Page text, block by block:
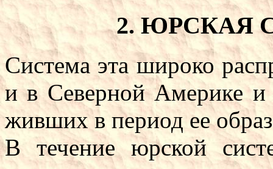
2. ЮРСКАЯ
Система эта широко
и в Северной Америке и
живших в период ее
В течение юрской